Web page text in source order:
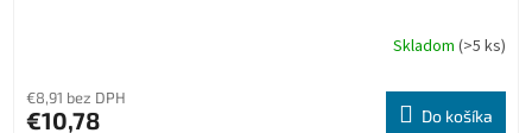
Skladom (>5 ks)
€8,91 bez DPH
€10,78 Do košíka